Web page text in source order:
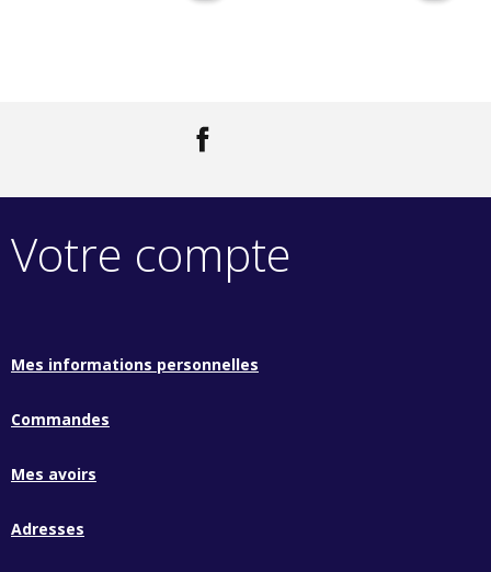
Votre compte
Mes informations personnelles
Commandes
Mes avoirs
Adresses